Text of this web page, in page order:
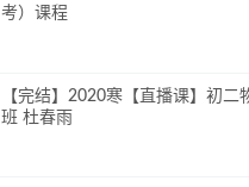
考）课程
【完结】2020寒【直播课】初二
班 杜春雨